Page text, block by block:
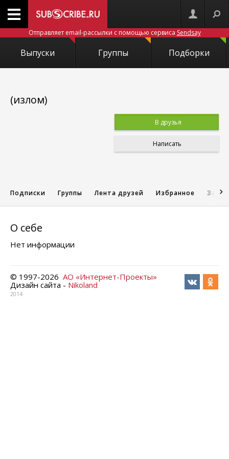
Отправляет email-рассылки с помощью сервиса Sendsay
Выпуски Группы Подборки
(излом)
В друзья
Написать
Подписки Группы Лента друзей Избранное
О себе
Нет информации
© 1997-2026 АО «Интернет-Проекты»
Дизайн сайта - Nikoland
2014